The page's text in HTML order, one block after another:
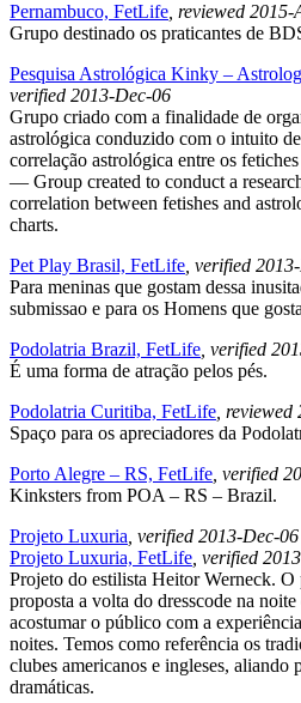
Pernambuco, FetLife , reviewed
Grupo destinado os praticantes de
Pesquisa Astrológica Kinky –
verified 2013-Dec-06
Grupo criado com a finalidade de
astrológica conduzido com o intuito
correlação astrológica entre os
— Group created to conduct a
correlation between fetishes and
charts.
Pet Play Brasil, FetLife , verified
Para meninas que gostam dessa
submissao e para os Homens que
Podolatria Brazil, FetLife , verified
É uma forma de atração pelos pés.
Podolatria Curitiba, FetLife ,
Spaço para os apreciadores da
Porto Alegre – RS, FetLife , verified
Kinksters from POA – RS – Brazil.
Projeto Luxuria , verified 2013-Dec-06
Projeto Luxuria, FetLife , verified
Projeto do estilista Heitor Werneck.
proposta a volta do dresscode na
acostumar o público com a
noites. Temos como referência os
clubes americanos e ingleses, aliando
dramáticas.